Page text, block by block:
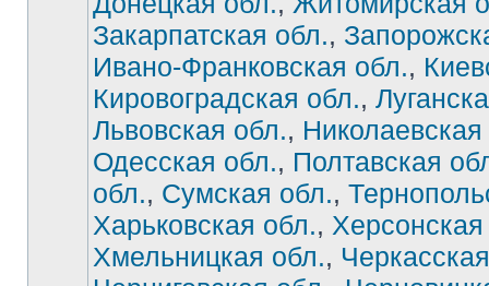
Нет
непрочитанных
Закарпатская обл.,
Ивано-Франковская обл.,
Кировоградская обл.,
Львовская обл.,
Одесская обл., Полтавская
обл., Сумская обл.,
Харьковская обл.,
Хмельницкая обл.,